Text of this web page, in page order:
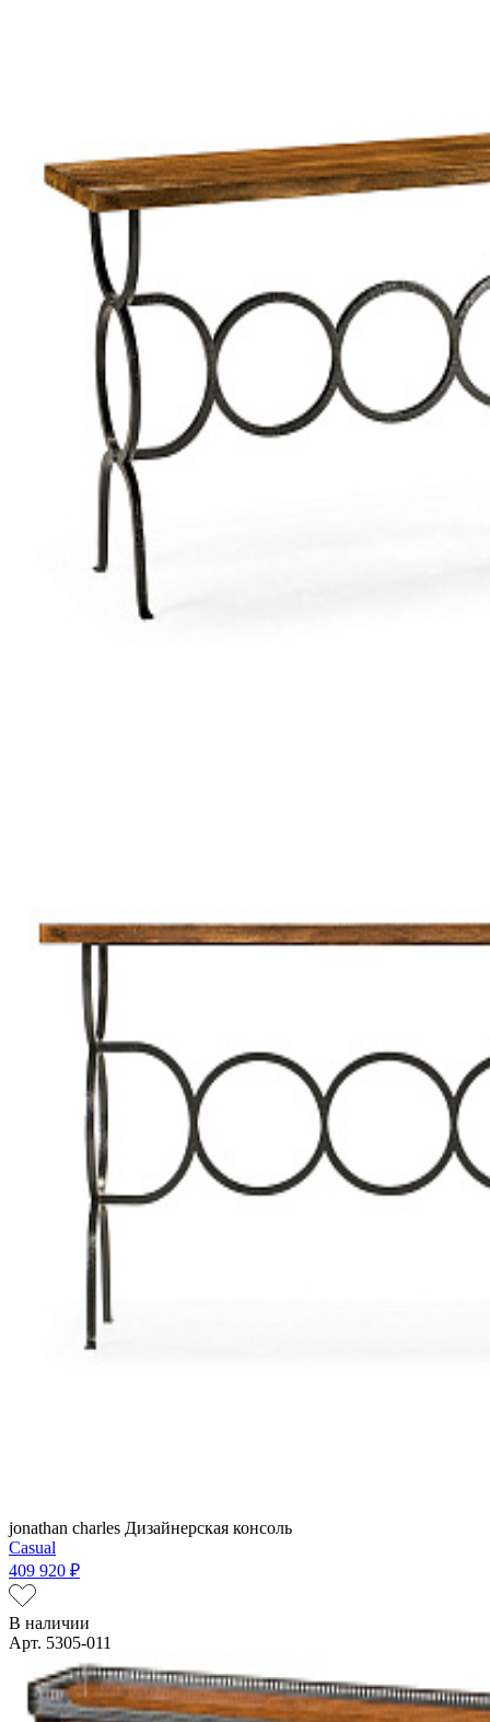
jonathan charles Дизайнерская консоль
Casual
409 920 ₽
В наличии
Арт. 5305-011